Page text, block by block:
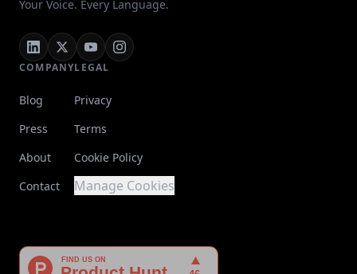
Your Voice. Every Language.
COMPANY
Blog
Press
About
Contact
LEGAL
Privacy
Terms
Cookie Policy
Manage Cookies